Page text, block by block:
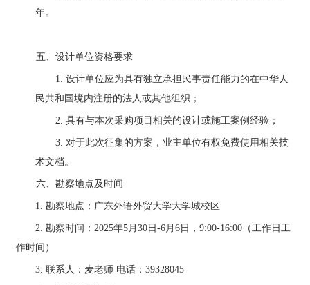
年。
五、设计单位资格要求
1.设计单位应为具有独立承担民事责任能力的在中华人
民共和国境内注册的法人或其他组织；
2.具有与本次采购项目相关的设计或施工案例经验；
3.对于此次征集的方案，业主单位有权免费使用相关技
术文档。
六、勘察地点及时间
1. 勘察地点：广东外语外贸大学大学城校区
2. 勘察时间：2025年5月30日-6月6日，9:00-16:00 （工作日工
作时间）
3. 联系人： 麦老师 电话：39328045